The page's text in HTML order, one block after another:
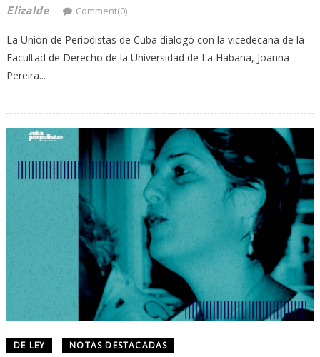
Elizalde Comment(0)
La Unión de Periodistas de Cuba dialogó con la vicedecana de la
Facultad de Derecho de la Universidad de La Habana, Joanna
Pereira...
DE LEY NOTAS DESTACADAS